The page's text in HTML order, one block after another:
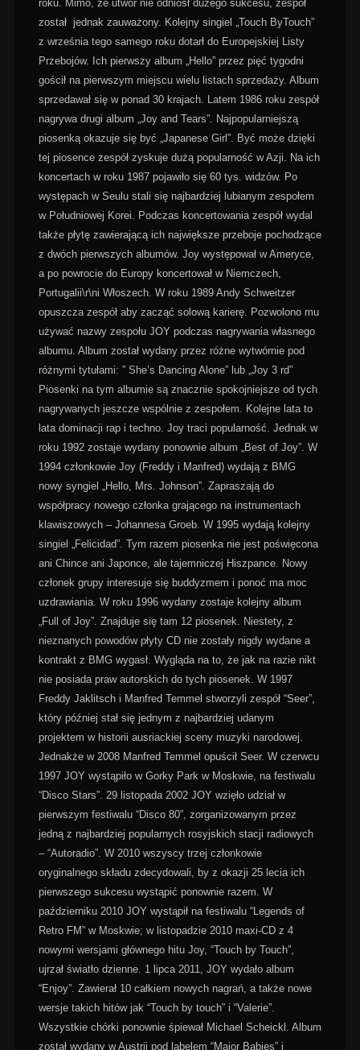
roku. Mimo, że utwór nie odniósł dużego sukcesu, zespół
został jednak zauważony. Kolejny singiel „Touch ByTouch”
z września tego samego roku dotarł do Europejskiej Listy
Przebojów. Ich pierwszy album „Hello” przez pięć tygodni
gościł na pierwszym miejscu wielu listach sprzedaży. Album
sprzedawał się w ponad 30 krajach. Latem 1986 roku zespół
nagrywa drugi album „Joy and Tears”. Najpopularniejszą
piosenką okazuje się być „Japanese Girl”. Być może dzięki
tej piosence zespół zyskuje dużą popularność w Azji. Na ich
koncertach w roku 1987 pojawiło się 60 tys. widzów. Po
występach w Seulu stali się najbardziej lubianym zespołem
w Południowej Korei. Podczas koncertowania zespół wydal
także płytę zawierającą ich największe przeboje pochodzące
z dwóch pierwszych albumów. Joy występował w Ameryce,
a po powrocie do Europy koncertował w Niemczech,
Portugalii\r\ni Włoszech. W roku 1989 Andy Schweitzer
opuszcza zespół aby zacząć solową karierę. Pozwolono mu
używać nazwy zespołu JOY podczas nagrywania własnego
albumu. Album został wydany przez różne wytwórnie pod
różnymi tytułami: ” She’s Dancing Alone” lub „Joy 3 rd”
Piosenki na tym albumie są znacznie spokojniejsze od tych
nagrywanych jeszcze wspólnie z zespołem. Kolejne lata to
lata dominacji rap i techno. Joy traci popularność. Jednak w
roku 1992 zostaje wydany ponownie album „Best of Joy”. W
1994 członkowie Joy (Freddy i Manfred) wydają z BMG
nowy syngiel „Hello, Mrs. Johnson”. Zapraszają do
współpracy nowego członka grającego na instrumentach
klawiszowych – Johannesa Groeb. W 1995 wydają kolejny
singiel „Felicidad”. Tym razem piosenka nie jest poświęcona
ani Chince ani Japonce, ale tajemniczej Hiszpance. Nowy
członek grupy interesuje się buddyzmem i ponoć ma moc
uzdrawiania. W roku 1996 wydany zostaje kolejny album
„Full of Joy”. Znajduje się tam 12 piosenek. Niestety, z
nieznanych powodów płyty CD nie zostały nigdy wydane a
kontrakt z BMG wygasł. Wygląda na to, że jak na razie nikt
nie posiada praw autorskich do tych piosenek. W 1997
Freddy Jaklitsch i Manfred Temmel stworzyli zespół “Seer”,
który później stał się jednym z najbardziej udanym
projektem w historii ausriackiej sceny muzyki narodowej.
Jednakże w 2008 Manfred Temmel opuścił Seer. W czerwcu
1997 JOY wystąpiło w Gorky Park w Moskwie, na festiwalu
“Disco Stars”. 29 listopada 2002 JOY wzięło udział w
pierwszym festiwalu “Disco 80”, zorganizowanym przez
jedną z najbardziej popularnych rosyjskich stacji radiowych
– “Autoradio”. W 2010 wszyscy trzej członkowie
oryginalnego składu zdecydowali, by z okazji 25 lecia ich
pierwszego sukcesu wystąpić ponownie razem. W
październiku 2010 JOY wystąpił na festiwalu “Legends of
Retro FM” w Moskwie; w listopadzie 2010 maxi-CD z 4
nowymi wersjami głównego hitu Joy, “Touch by Touch”,
ujrzał światło dzienne. 1 lipca 2011, JOY wydało album
“Enjoy”. Zawierał 10 całkiem nowych nagrań, a także nowe
wersje takich hitów jak “Touch by touch” i “Valerie”.
Wszystkie chórki ponownie śpiewał Michael Scheickl. Album
został wydany w Austrii pod labelem “Major Babies” i